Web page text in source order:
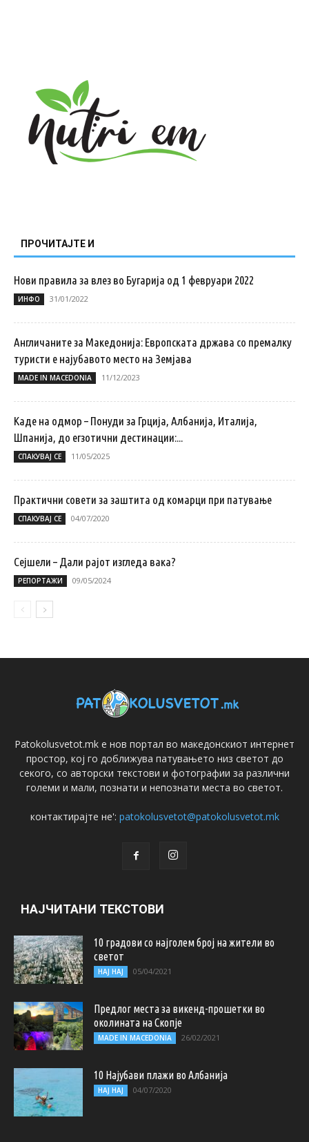
ПРОЧИТАЈТЕ И
Нови правила за влез во Бугарија од 1 февруари 2022
ИНФО 31/01/2022
Англичаните за Македонија: Европската држава со премалку
туристи е најубавото место на Земјава
MADE IN MACEDONIA 11/12/2023
Каде на одмор – Понуди за Грција, Албанија, Италија,
Шпанија, до егзотични дестинации:...
СПАКУВАЈ СЕ 11/05/2025
Практични совети за заштита од комарци при патување
СПАКУВАЈ СЕ 04/07/2020
Сејшели – Дали рајот изгледа вака?
РЕПОРТАЖИ 09/05/2024
Patokolusvetot.mk е нов портал во македонскиот интернет
простор, кој го доближува патувањето низ светот до
секого, со авторски текстови и фотографии за различни
големи и мали, познати и непознати места во светот.
контактирајте не': patokolusvetot@patokolusvetot.mk
НАЈЧИТАНИ ТЕКСТОВИ
10 градови со најголем број на жители во
светот
НАЈ НАЈ 05/04/2021
Предлог места за викенд-прошетки во
околината на Скопје
MADE IN MACEDONIA 26/02/2021
10 Најубави плажи во Албанија
НАЈ НАЈ 04/07/2020